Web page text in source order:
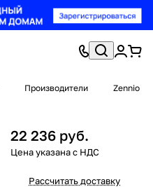
Производители Zennio
22 236 руб.
Рассчитать доставку